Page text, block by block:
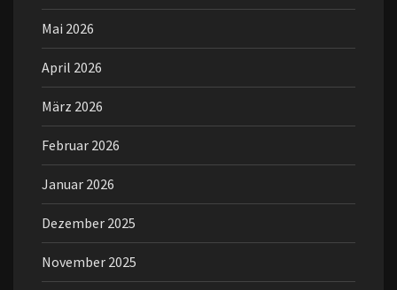
Mai 2026
April 2026
März 2026
Februar 2026
Januar 2026
Dezember 2025
November 2025